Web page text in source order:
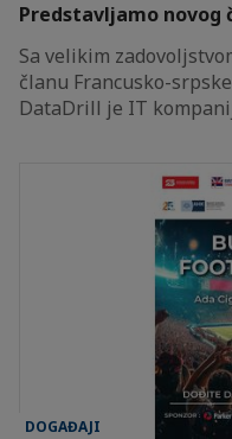
Predstavljamo novog
Sa velikim
članu Francusko-
DataDrill je IT
DOGAĐAJI